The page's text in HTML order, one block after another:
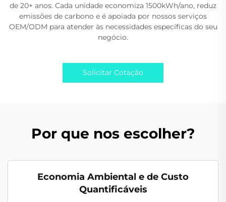
de 20+ anos. Cada unidade economiza 1500kWh/ano, reduz
emissões de carbono e é apoiada por nossos serviços
OEM/ODM para atender às necessidades específicas do seu
negócio.
Solicitar Cotação
Por que nos escolher?
Economia Ambiental e de Custo
Quantificáveis